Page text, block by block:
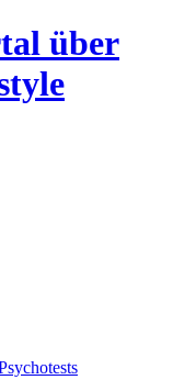
über